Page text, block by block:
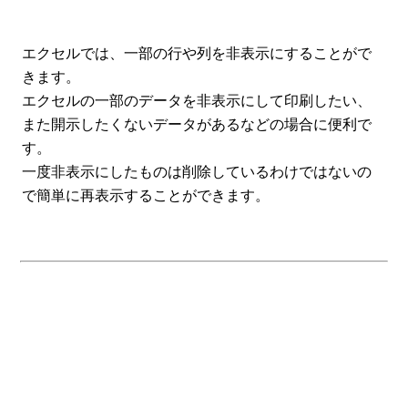
エクセルでは、一部の行や列を非表示にすることがで
きます。
エクセルの一部のデータを非表示にして印刷したい、
また開示したくないデータがあるなどの場合に便利で
す。
一度非表示にしたものは削除しているわけではないの
で簡単に再表示することができます。